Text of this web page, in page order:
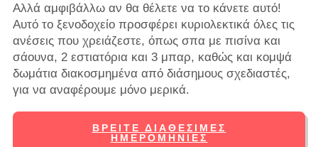
Αλλά αμφιβάλλω αν θα θέλετε να το κάνετε αυτό!
Αυτό το ξενοδοχείο προσφέρει κυριολεκτικά όλες τις
ανέσεις που χρειάζεστε, όπως σπα με πισίνα και
σάουνα, 2 εστιατόρια και 3 μπαρ, καθώς και κομψά
δωμάτια διακοσμημένα από διάσημους σχεδιαστές,
για να αναφέρουμε μόνο μερικά.
ΒΡΕΊΤΕ ΔΙΑΘΈΣΙΜΕΣ
ΗΜΕΡΟΜΗΝΊΕΣ